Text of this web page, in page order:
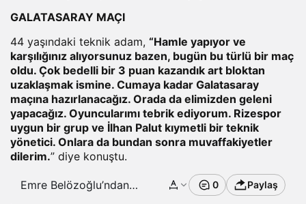
GALATASARAY MAÇI
44 yaşındaki teknik adam, “Hamle yapıyor ve
karşılığınız alıyorsunuz bazen, bugün bu türlü bir maç
oldu. Çok bedelli bir 3 puan kazandık art bloktan
uzaklaşmak ismine. Cumaya kadar Galatasaray
maçına hazırlanacağız. Orada da elimizden geleni
yapacağız. Oyuncularımı tebrik ediyorum. Rizespor
uygun bir grup ve İlhan Palut kıymetli bir teknik
yönetici. Onlara da bundan sonra muvaffakiyetler
dilerim.” diye konuştu.
Emre Belözoğlu’ndan
0 Paylaş